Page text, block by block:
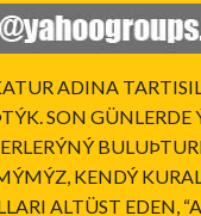
ADINA
SON GÜNLERDE
KENDÝ
ALTÜST EDEN,